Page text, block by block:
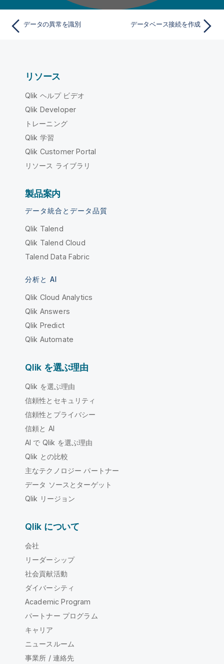
データの異常を識別 データベース接続を作成
リソース
Qlik ヘルプ ビデオ
Qlik Developer
トレーニング
Qlik 学習
Qlik Customer Portal
リソース ライブラリ
製品案内
データ統合とデータ品質
Qlik Talend
Qlik Talend Cloud
Talend Data Fabric
分析と AI
Qlik Cloud Analytics
Qlik Answers
Qlik Predict
Qlik Automate
Qlik を選ぶ理由
Qlik を選ぶ理由
信頼性とセキュリティ
信頼性とプライバシー
信頼と AI
AI で Qlik を選ぶ理由
Qlik との比較
主なテクノロジー パートナー
データ ソースとターゲット
Qlik リージョン
Qlik について
会社
リーダーシップ
社会貢献活動
ダイバーシティ
Academic Program
パートナー プログラム
キャリア
ニュースルーム
事業所 / 連絡先